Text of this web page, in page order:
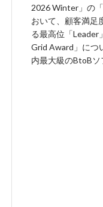
2026 Winter」の
おいて、顧客満足
る最高位「Leader」を受
Grid Award」につ
内最大級のBtoBソ